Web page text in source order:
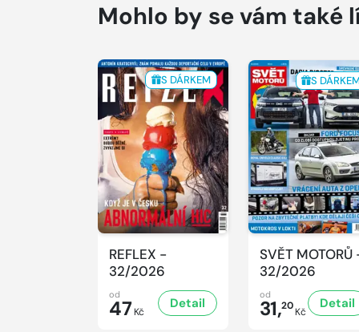
Mohlo by se vám také
S DÁRKEM
REFLEX -
32/2026
od
47 Kč
Detail
S
SVĚT MOTORŮ
32/2026
od
31,20Kč
Detail